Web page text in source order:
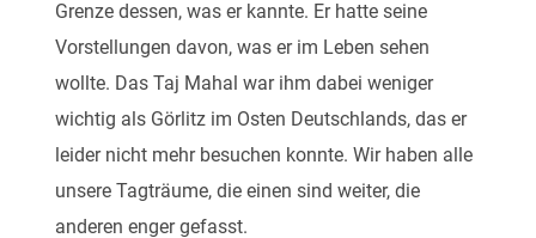
Grenze dessen, was er kannte. Er hatte seine
Vorstellungen davon, was er im Leben sehen
wollte. Das Taj Mahal war ihm dabei weniger
wichtig als Görlitz im Osten Deutschlands, das er
leider nicht mehr besuchen konnte. Wir haben alle
unsere Tagträume, die einen sind weiter, die
anderen enger gefasst.